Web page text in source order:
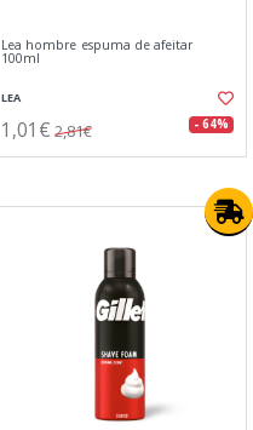
Lea hombre espuma de afeitar
100ml
LEA
1,01€ 2,81€ - 64%